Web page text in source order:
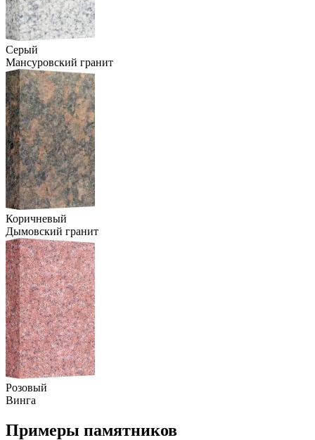
Серый
Мансуровский гранит
Коричневый
Дымовский гранит
Розовый
Винга
Примеры памятников